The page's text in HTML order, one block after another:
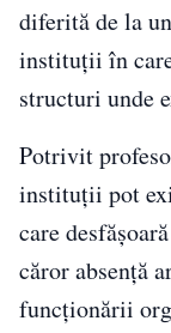
diferită de la
instituții în
structuri unde
Potrivit
instituții pot
care
căror absență
funcționării